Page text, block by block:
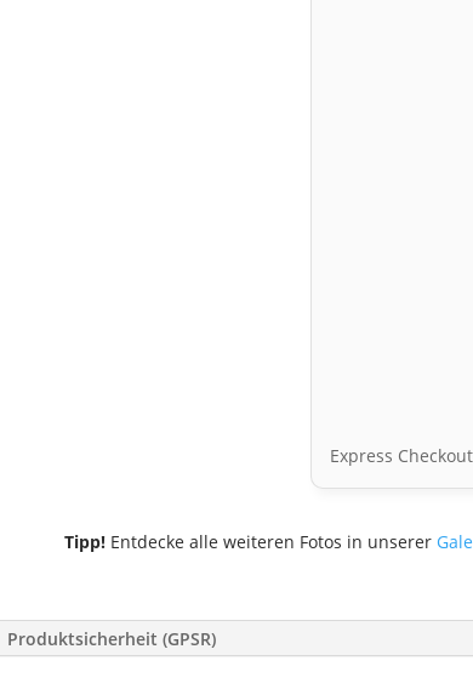
Express
Tipp!Entdecke alle weiteren Fotos in unserer
Produktsicherheit (GPSR)